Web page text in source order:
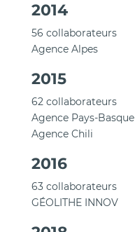
2014
56 collaborateurs
Agence Alpes
2015
62 collaborateurs
Agence Pays-Basque
Agence Chili
2016
63 collaborateurs
GÉOLITHE INNOV